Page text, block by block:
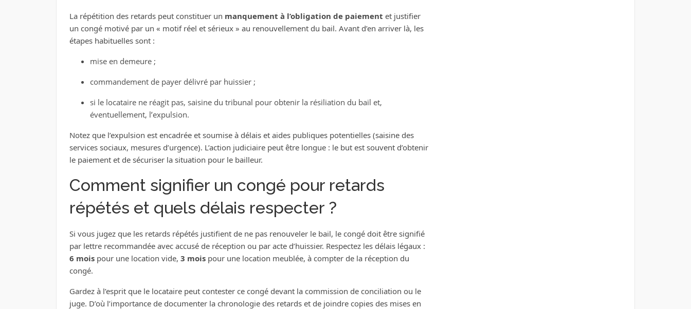
La répétition des retards peut constituer un manquement à l’obligation de paiement et justifier
un congé motivé par un « motif réel et sérieux » au renouvellement du bail. Avant d’en arriver là, les
étapes habituelles sont :
mise en demeure ;
commandement de payer délivré par huissier ;
si le locataire ne réagit pas, saisine du tribunal pour obtenir la résiliation du bail et,
éventuellement, l’expulsion.
Notez que l’expulsion est encadrée et soumise à délais et aides publiques potentielles (saisine des
services sociaux, mesures d’urgence). L’action judiciaire peut être longue : le but est souvent d’obtenir
le paiement et de sécuriser la situation pour le bailleur.
Comment signifier un congé pour retards
répétés et quels délais respecter ?
Si vous jugez que les retards répétés justifient de ne pas renouveler le bail, le congé doit être signifié
par lettre recommandée avec accusé de réception ou par acte d’huissier. Respectez les délais légaux :
6 moispour une location vide, 3 moispour une location meublée, à compter de la réception du
congé.
Gardez à l’esprit que le locataire peut contester ce congé devant la commission de conciliation ou le
juge. D’où l’importance de documenter la chronologie des retards et de joindre copies des mises en